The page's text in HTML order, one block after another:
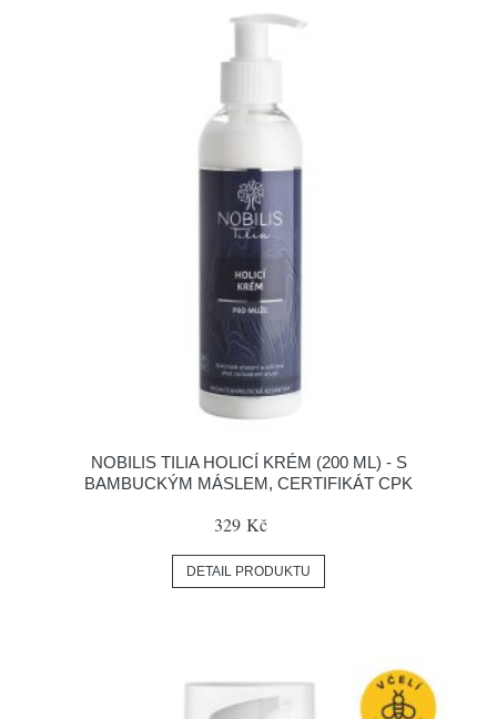
NOBILIS TILIA HOLICÍ KRÉM (200 ML) - S
BAMBUCKÝM MÁSLEM, CERTIFIKÁT CPK
329 Kč
DETAIL PRODUKTU